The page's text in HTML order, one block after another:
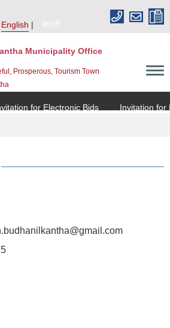
English
नेपाली
Municipality Office
Prosperous, Tourism Town
for Electronic Bids
Invitation for